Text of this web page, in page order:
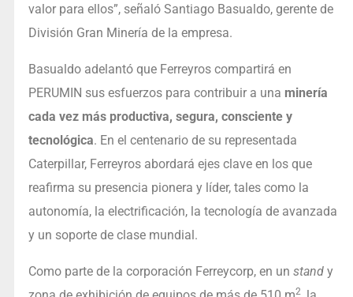
valor para ellos”, señaló Santiago Basualdo, gerente de
División Gran Minería de la empresa.
Basualdo adelantó que Ferreyros compartirá en
PERUMIN sus esfuerzos para contribuir a una minería
cada vez más productiva, segura, consciente y
tecnológica. En el centenario de su representada
Caterpillar, Ferreyros abordará ejes clave en los que
reafirma su presencia pionera y líder, tales como la
autonomía, la electrificación, la tecnología de avanzada
y un soporte de clase mundial.
Como parte de la corporación Ferreycorp, en un standy
2